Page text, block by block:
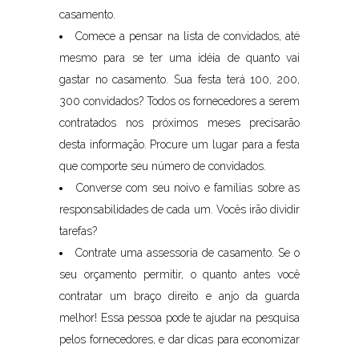
casamento.
Comece a pensar na lista de convidados, até
mesmo para se ter uma idéia de quanto vai
gastar no casamento. Sua festa terá 100, 200,
300 convidados? Todos os fornecedores a serem
contratados nos próximos meses precisarão
desta informação. Procure um lugar para a festa
que comporte seu número de convidados.
Converse com seu noivo e famílias sobre as
responsabilidades de cada um. Vocês irão dividir
tarefas?
Contrate uma assessoria de casamento. Se o
seu orçamento permitir, o quanto antes você
contratar um braço direito e anjo da guarda
melhor! Essa pessoa pode te ajudar na pesquisa
pelos fornecedores, e dar dicas para economizar